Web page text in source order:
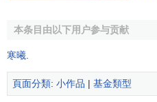
本条目由以下用户参与贡献
寒曦
頁面分類: 小作品 | 基金類型